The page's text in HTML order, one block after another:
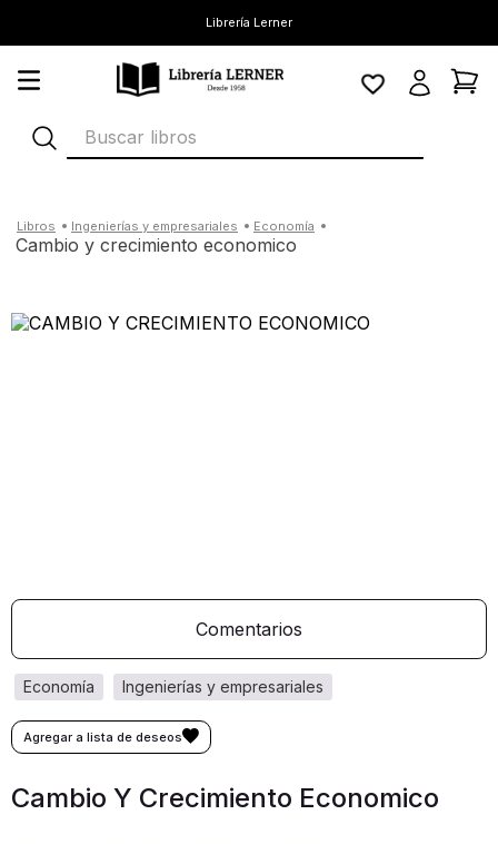
Librería Lerner
Buscar libros
ingenierías y empresariales economía
cambio y crecimiento economico
Comentarios
ingenierías y empresariales
economía
Cambio Y Crecimiento Economico